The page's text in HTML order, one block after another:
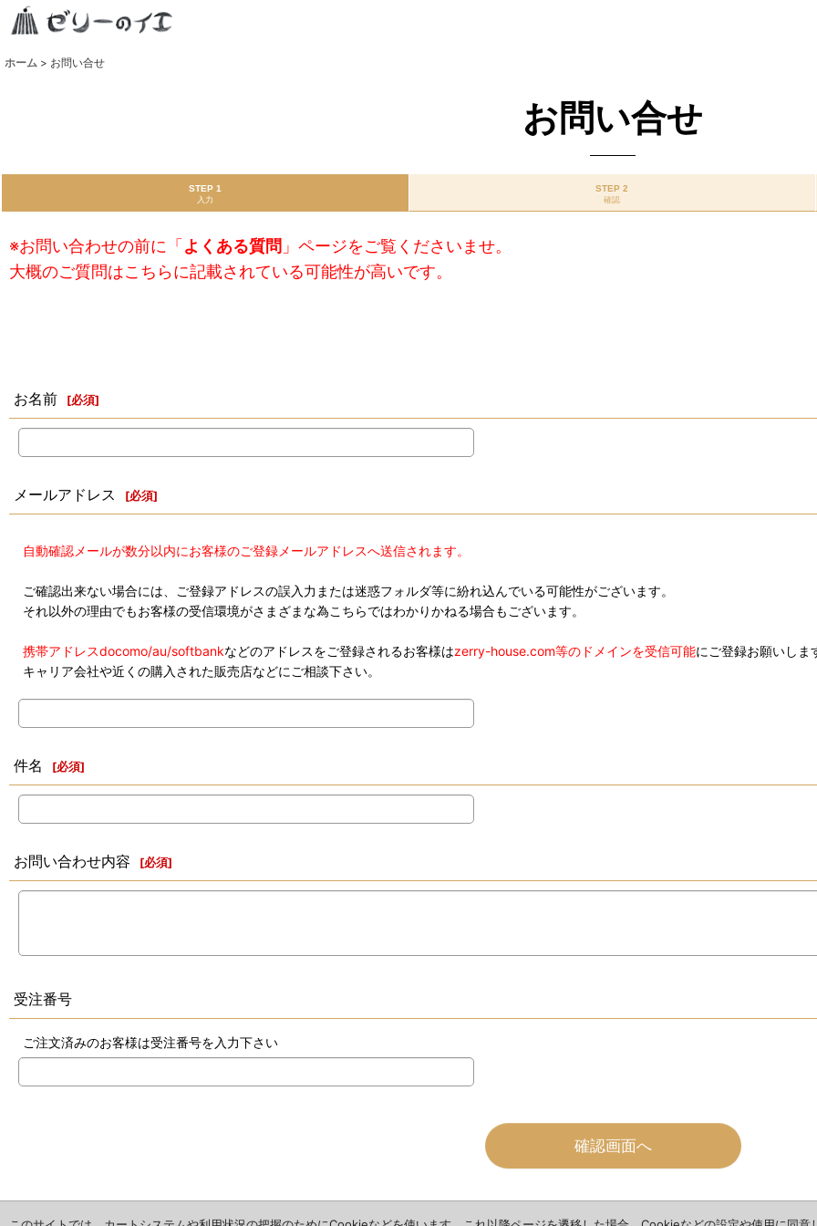
ホーム > お問い合せ
お問い合せ
STEP 1
入力
STEP 2
確認
※お問い合わせの前に「 よくある質問 」ページをご覧くださいませ。
大概のご質問はこちらに記載されている可能性が高いです。
お名前 [必須]
メールアドレス [必須]
自動確認メールが数分以内にお客様のご登録メールアドレスへ送信されます。
ご確認出来ない場合には、ご登録アドレスの誤入力または迷惑フォルダ等に紛れ込んでいる可能性がございます。
それ以外の理由でもお客様の受信環境がさまざまな為こちらではわかりかねる場合もございます。
携帯アドレスdocomo/au/softbankなどのアドレスをご登録されるお客様はzerry-house.com等のドメインを受信可能にご登録お願いしま
キャリア会社や近くの購入された販売店などにご相談下さい。
件名 [必須]
お問い合わせ内容 [必須]
受注番号
ご注文済みのお客様は受注番号を入力下さい
確認画面へ